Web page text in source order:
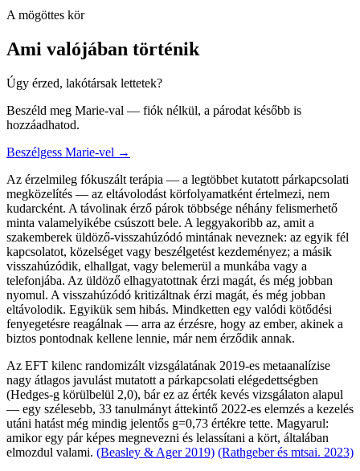
A mögöttes kör
Ami valójában történik
Úgy érzed, lakótársak lettetek?
Beszéld meg Marie-val — fiók nélkül, a párodat később is
hozzáadhatod.
Beszélgess Marie-vel →
Az érzelmileg fókuszált terápia — a legtöbbet kutatott párkapcsolati
megközelítés — az eltávolodást körfolyamatként értelmezi, nem
kudarcként. A távolinak érző párok többsége néhány felismerhető
minta valamelyikébe csúszott bele. A leggyakoribb az, amit a
szakemberek üldöző-visszahúzódó mintának neveznek: az egyik fél
kapcsolatot, közelséget vagy beszélgetést kezdeményez; a másik
visszahúzódik, elhallgat, vagy belemerül a munkába vagy a
telefonjába. Az üldöző elhagyatottnak érzi magát, és még jobban
nyomul. A visszahúzódó kritizáltnak érzi magát, és még jobban
eltávolodik. Egyikük sem hibás. Mindketten egy valódi kötődési
fenyegetésre reagálnak — arra az érzésre, hogy az ember, akinek a
biztos pontodnak kellene lennie, már nem érződik annak.
Az EFT kilenc randomizált vizsgálatának 2019-es metaanalízise
nagy átlagos javulást mutatott a párkapcsolati elégedettségben
(Hedges-g körülbelül 2,0), bár ez az érték kevés vizsgálaton alapul
— egy szélesebb, 33 tanulmányt áttekintő 2022-es elemzés a kezelés
utáni hatást még mindig jelentős g=0,73 értékre tette. Magyarul:
amikor egy pár képes megnevezni és lelassítani a kört, általában
elmozdul valami. (Beasley & Ager 2019) (Rathgeber és mtsai. 2023)